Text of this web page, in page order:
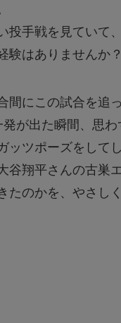
投手戦を見ていて
験はありませんか？
間にこの試合を追
が出た瞬間、思
ッツポーズをして
谷翔平さんの古巣
たのかを、やさし